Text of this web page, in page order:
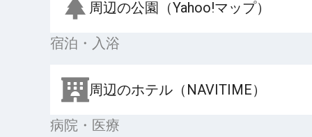
周辺の公園（Yahoo!マップ）
宿泊・入浴
周辺のホテル（NAVITIME）
病院・医療